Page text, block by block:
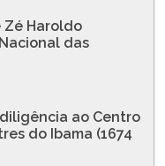
Zé Haroldo
das
ao Centro
do Ibama (1674